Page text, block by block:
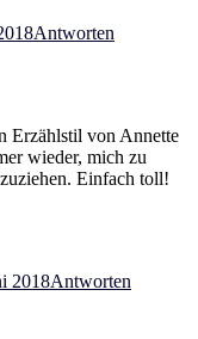
Antworten
Erzählstil von Annette
wieder, mich zu
Einfach toll!
2018Antworten